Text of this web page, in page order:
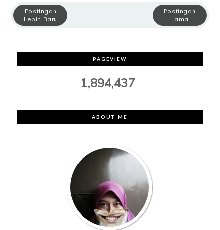
Postingan
Lebih Baru
Postingan
Lama
PAGEVIEW
1,894,437
ABOUT ME